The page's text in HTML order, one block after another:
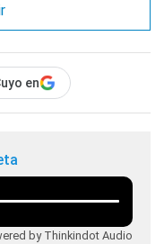
en
by Thinkindot Audio